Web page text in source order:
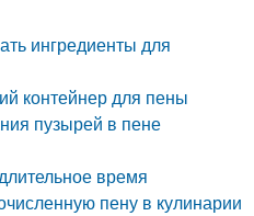
ингредиенты для
контейнер для пены
пузырей в пене
время
пену в кулинарии